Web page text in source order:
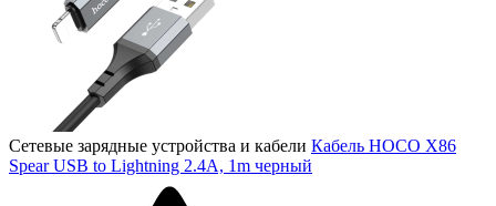
Сетевые зарядные устройства и кабели Кабель HOCO X86
Spear USB to Lightning 2.4A, 1m черный